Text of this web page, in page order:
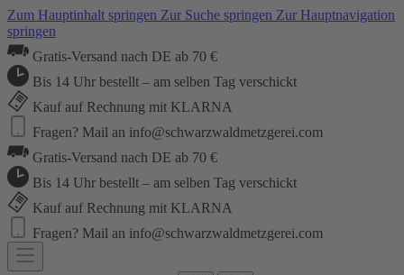
Zum Hauptinhalt springen Zur Suche springen Zur Hauptnavigation
springen
Gratis-Versand nach DE ab 70 €
Bis 14 Uhr bestellt – am selben Tag verschickt
Kauf auf Rechnung mit KLARNA
Fragen? Mail an info@schwarzwaldmetzgerei.com
Gratis-Versand nach DE ab 70 €
Bis 14 Uhr bestellt – am selben Tag verschickt
Kauf auf Rechnung mit KLARNA
Fragen? Mail an info@schwarzwaldmetzgerei.com